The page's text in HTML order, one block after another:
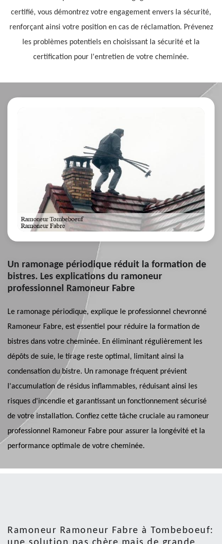
certifié, vous démontrez votre engagement envers la sécurité,
renforçant ainsi votre position en cas de réclamation. Prévenez
les problèmes potentiels en choisissant la sécurité et la
certification pour l'entretien de votre cheminée.
Un ramonage périodique réduit la formation de
bistres. Les explications du ramoneur
professionnel Ramoneur Fabre
Le ramonage périodique, explique le professionnel chevronné
Ramoneur Fabre, est essentiel pour réduire la formation de
bistres dans votre cheminée. En éliminant régulièrement les
dépôts de suie, le tirage reste optimal, limitant ainsi la
condensation du bistre. Un ramonage fréquent prévient
l'accumulation de résidus inflammables, réduisant ainsi les
risques d'incendie et garantissant un fonctionnement sécurisé
de votre installation. Confiez cette tâche cruciale au ramoneur
professionnel Ramoneur Fabre pour assurer la longévité et la
performance optimale de votre cheminée.
Ramoneur Ramoneur Fabre à Tombeboeuf: